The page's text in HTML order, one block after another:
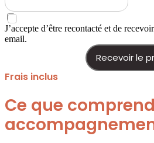
J’accepte d’être recontacté et de
email.
Recevoir le
Frais inclus
Ce que